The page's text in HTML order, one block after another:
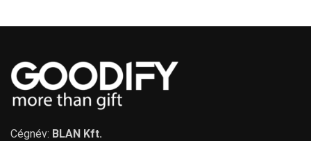
Cégnév: BLAN Kft.